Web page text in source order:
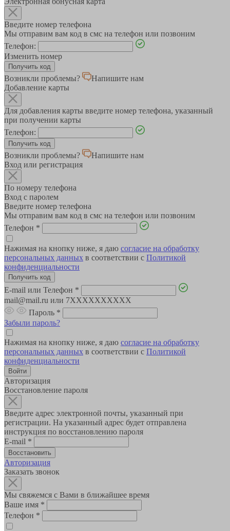
Введите номер телефона
Мы отправим вам код в смс на телефон или позвоним
Телефон:
Изменить номер
Возникли проблемы?
Напишите нам
Добавление карты
Для добавления карты введите номер телефона, указанный
при получении карты
Телефон:
Возникли проблемы?
Напишите нам
Вход или регистрация
По номеру телефона
Вход с паролем
Введите номер телефона
Мы отправим вам код в смс на телефон или позвоним
Телефон *
Нажимая на кнопку ниже, я даю согласие на обработку
персональных данных в соответствии с Политикой
конфиденциальности
E-mail или Телефон *
mail@mail.ru или 7XXXXXXXXXX
Пароль *
Забыли пароль?
Нажимая на кнопку ниже, я даю согласие на обработку
персональных данных в соответствии с Политикой
конфиденциальности
Авторизация
Восстановление пароля
Введите адрес электронной почты, указанный при
регистрации. На указанный адрес будет отправлена
инструкция по восстановлению пароля
E-mail *
Авторизация
Заказать звонок
Мы свяжемся с Вами в ближайшее время
Ваше имя *
Телефон *